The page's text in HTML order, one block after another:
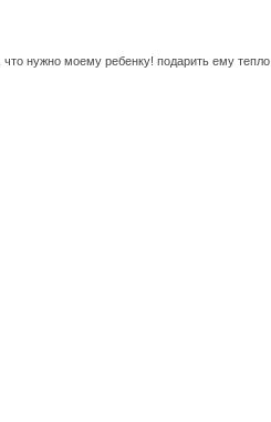
нужно моему ребенку! подарить ему тепло